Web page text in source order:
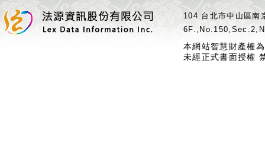
104 台北市中山區
本網站智慧財產權
未經正式書面授權